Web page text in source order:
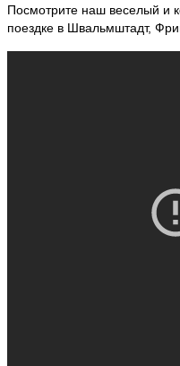
Посмотрите наш веселый и
поездке в Швальмштадт,